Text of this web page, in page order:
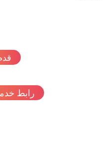
قدم
رابط